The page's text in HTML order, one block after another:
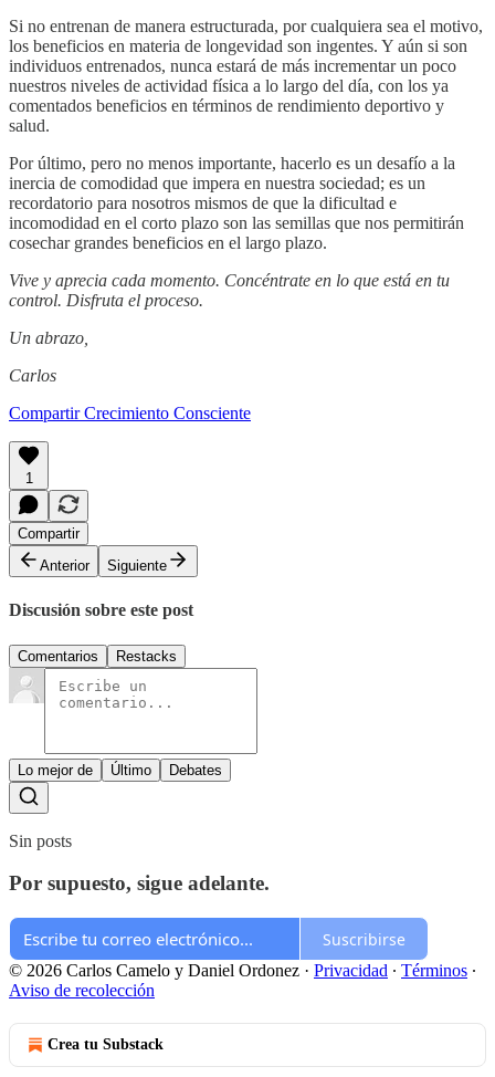
Si no entrenan de manera estructurada, por cualquiera sea el motivo,
los beneficios en materia de longevidad son ingentes. Y aún si son
individuos entrenados, nunca estará de más incrementar un poco
nuestros niveles de actividad física a lo largo del día, con los ya
comentados beneficios en términos de rendimiento deportivo y
salud.
Por último, pero no menos importante, hacerlo es un desafío a la
inercia de comodidad que impera en nuestra sociedad; es un
recordatorio para nosotros mismos de que la dificultad e
incomodidad en el corto plazo son las semillas que nos permitirán
cosechar grandes beneficios en el largo plazo.
Vive y aprecia cada momento. Concéntrate en lo que está en tu
control. Disfruta el proceso.
Un abrazo,
Carlos
Compartir Crecimiento Consciente
1
Compartir
Anterior
Siguiente
Discusión sobre este post
Comentarios Restacks
Lo mejor de Último Debates
Sin posts
Por supuesto, sigue adelante.
Suscribirse
© 2026 Carlos Camelo y Daniel Ordonez · Privacidad ∙ Términos ∙
Aviso de recolección
Crea tu Substack